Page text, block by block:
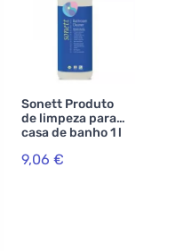
Sonett Produto
de limpeza para
casa de banho 1 l
9,06 €